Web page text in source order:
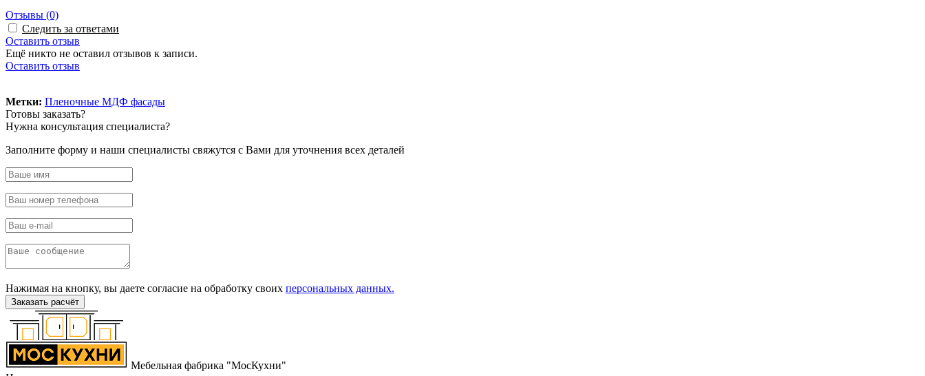
Отзывы (0)
Следить за ответами
Оставить отзыв
Ещё никто не оставил отзывов к записи.
Оставить отзыв
Метки: Пленочные МДФ фасады
Готовы заказать?
Нужна консультация специалиста?
Заполните форму и наши специалисты свяжутся с Вами для уточнения всех деталей
Нажимая на кнопку, вы даете согласие на обработку своих персональных данных.
Заказать расчёт
Мебельная фабрика "МосКухни"